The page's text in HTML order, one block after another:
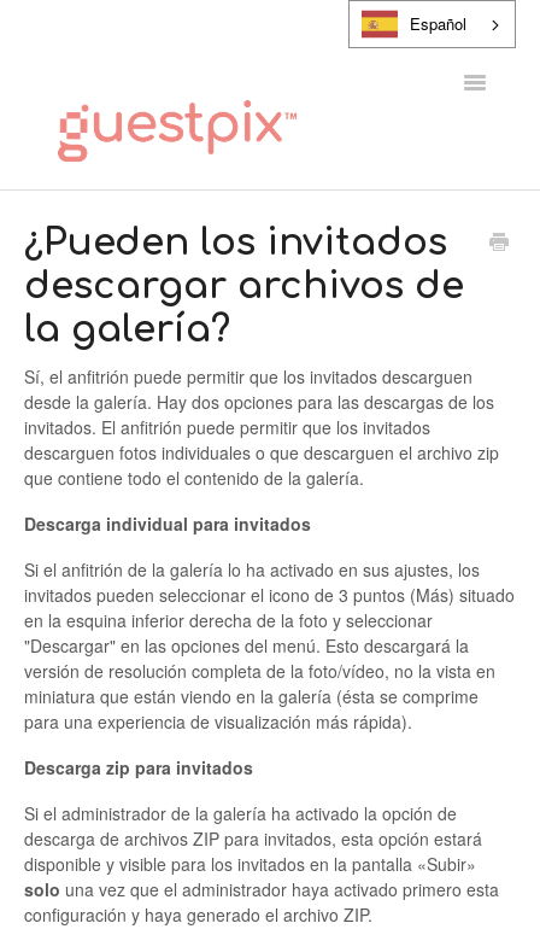
Español
Alternar
PONTE EN CONTACTO CON
¿Pueden los invitados
descargar archivos de
la galería?
Sí, el anfitrión puede permitir que los invitados descarguen
desde la galería. Hay dos opciones para las descargas de los
invitados. El anfitrión puede permitir que los invitados
descarguen fotos individuales o que descarguen el archivo zip
que contiene todo el contenido de la galería.
Descarga individual para invitados
Si el anfitrión de la galería lo ha activado en sus ajustes, los
invitados pueden seleccionar el icono de 3 puntos (Más) situado
en la esquina inferior derecha de la foto y seleccionar
"Descargar" en las opciones del menú. Esto descargará la
versión de resolución completa de la foto/vídeo, no la vista en
miniatura que están viendo en la galería (ésta se comprime
para una experiencia de visualización más rápida).
Descarga zip para invitados
Si el administrador de la galería ha activado la opción de
descarga de archivos ZIP para invitados, esta opción estará
disponible y visible para los invitados en la pantalla «Subir»
solo una vez que el administrador haya activado primero esta
configuración y haya generado el archivo ZIP.